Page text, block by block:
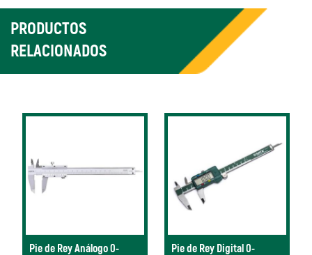
PRODUCTOS
RELACIONADOS
Pie de Rey Análogo 0-
Pie de Rey Digital 0-